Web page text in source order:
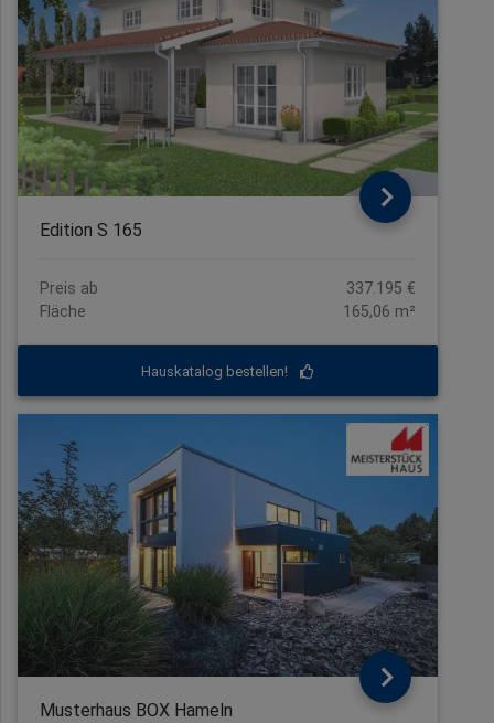
Edition S 165
Preis ab
337.195 €
Fläche
165,06 m²
Hauskatalog bestellen!
Musterhaus BOX Hameln